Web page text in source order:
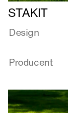
Læs
mere
om
STAKIT
Design
Producent